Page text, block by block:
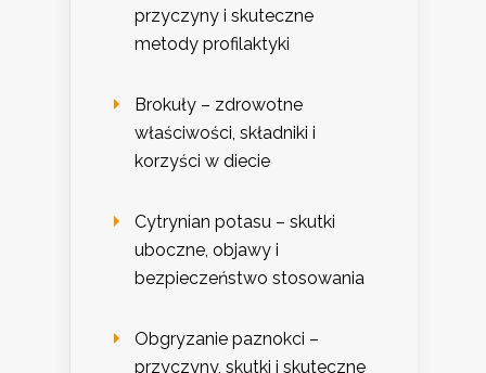
przyczyny i skuteczne
metody profilaktyki
Brokuły – zdrowotne
właściwości, składniki i
korzyści w diecie
Cytrynian potasu – skutki
uboczne, objawy i
bezpieczeństwo stosowania
Obgryzanie paznokci –
przyczyny, skutki i skuteczne